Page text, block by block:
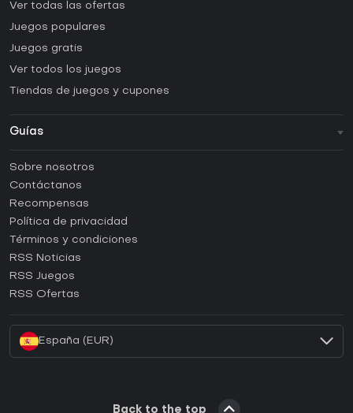
Ver todas las ofertas
Juegos populares
Juegos gratis
Ver todos los juegos
Tiendas de juegos y cupones
Guías
Guías y tutoriales
¿Cómo activar una CD Key de Steam?
¿Cómo activar una CD Key de Epic Games?
¿Cómo activar una CD Key de GOG?
¿Cómo activar una CD Key de Ubisoft Connect?
Sobre nosotros
Contáctanos
Recompensas
Política de privacidad
Términos y condiciones
RSS Noticias
RSS Juegos
RSS Ofertas
España (EUR)
Back to the top